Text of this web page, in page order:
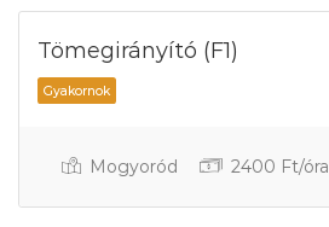
Gyakornok
Tömegirányító (F1)
Mogyoród 2400 Ft/óra